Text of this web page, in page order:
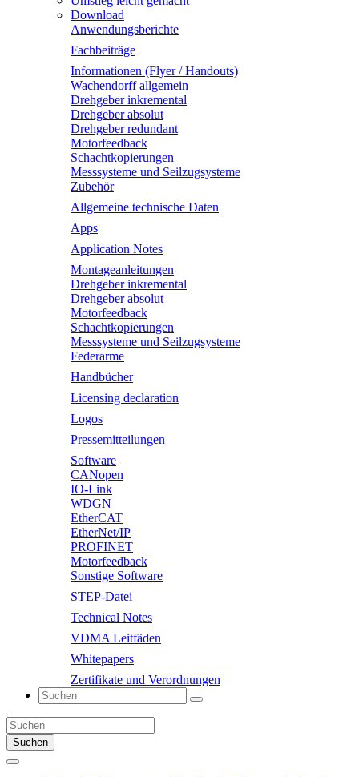
Download
Anwendungsberichte
Fachbeiträge
Informationen (Flyer / Handouts)
Wachendorff allgemein
Drehgeber inkremental
Drehgeber absolut
Drehgeber redundant
Motorfeedback
Schachtkopierungen
Messsysteme und Seilzugsysteme
Zubehör
Allgemeine technische Daten
Apps
Application Notes
Montageanleitungen
Drehgeber inkremental
Drehgeber absolut
Motorfeedback
Schachtkopierungen
Messsysteme und Seilzugsysteme
Federarme
Handbücher
Licensing declaration
Logos
Pressemitteilungen
Software
CANopen
IO-Link
WDGN
EtherCAT
EtherNet/IP
PROFINET
Motorfeedback
Sonstige Software
STEP-Datei
Technical Notes
VDMA Leitfäden
Whitepapers
Zertifikate und Verordnungen
Suchen